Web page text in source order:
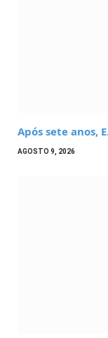
Após sete anos,
AGOSTO 9, 2026